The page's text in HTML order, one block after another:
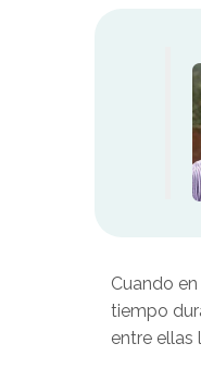
Cuando
tiempo
entre ellas